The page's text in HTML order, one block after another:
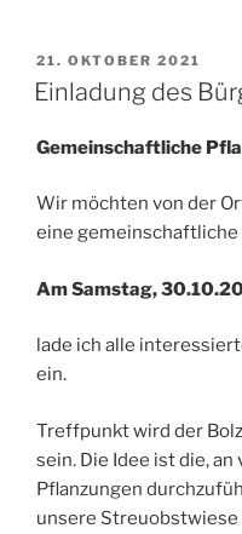
VERÖFFENTLICHT
AM
21. OKTOBER 2021
Einladung des
Gemeinschaftliche
Wir möchten von der
eine
Am Samstag,
lade ich alle
ein.
Treffpunkt wird der
sein. Die Idee ist die,
Pflanzungen
unsere